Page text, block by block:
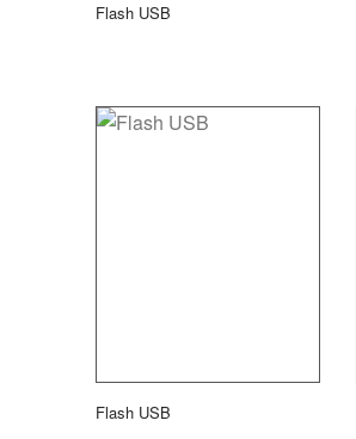
Flash USB
Flash USB